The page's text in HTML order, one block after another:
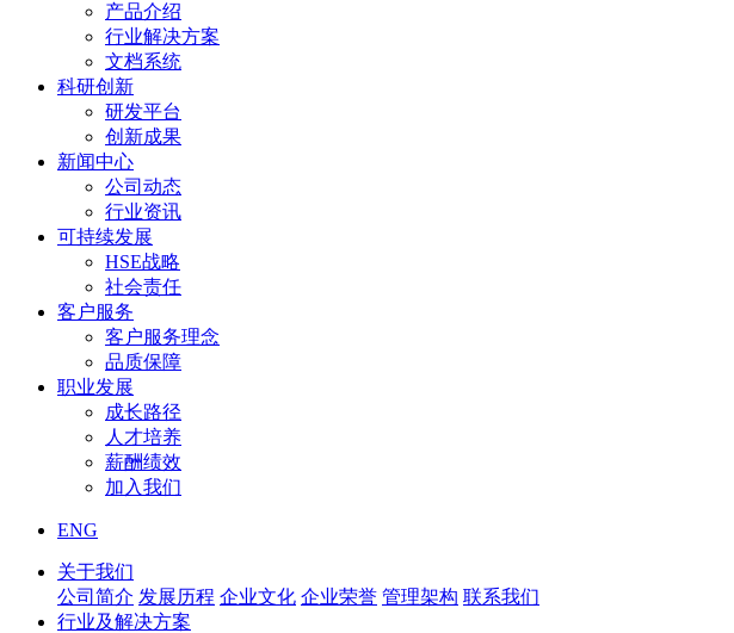
产品介绍
行业解决方案
文档系统
科研创新
研发平台
创新成果
新闻中心
公司动态
行业资讯
可持续发展
HSE战略
社会责任
客户服务
客户服务理念
品质保障
职业发展
成长路径
人才培养
薪酬绩效
加入我们
ENG
关于我们
公司简介 发展历程 企业文化 企业荣誉 管理架构 联系我们
行业及解决方案